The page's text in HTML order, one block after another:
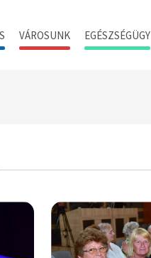
VÁROSUNK EGÉSZSÉGÜGY